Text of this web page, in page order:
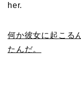
her.
何か彼女に起こる
たんだ。